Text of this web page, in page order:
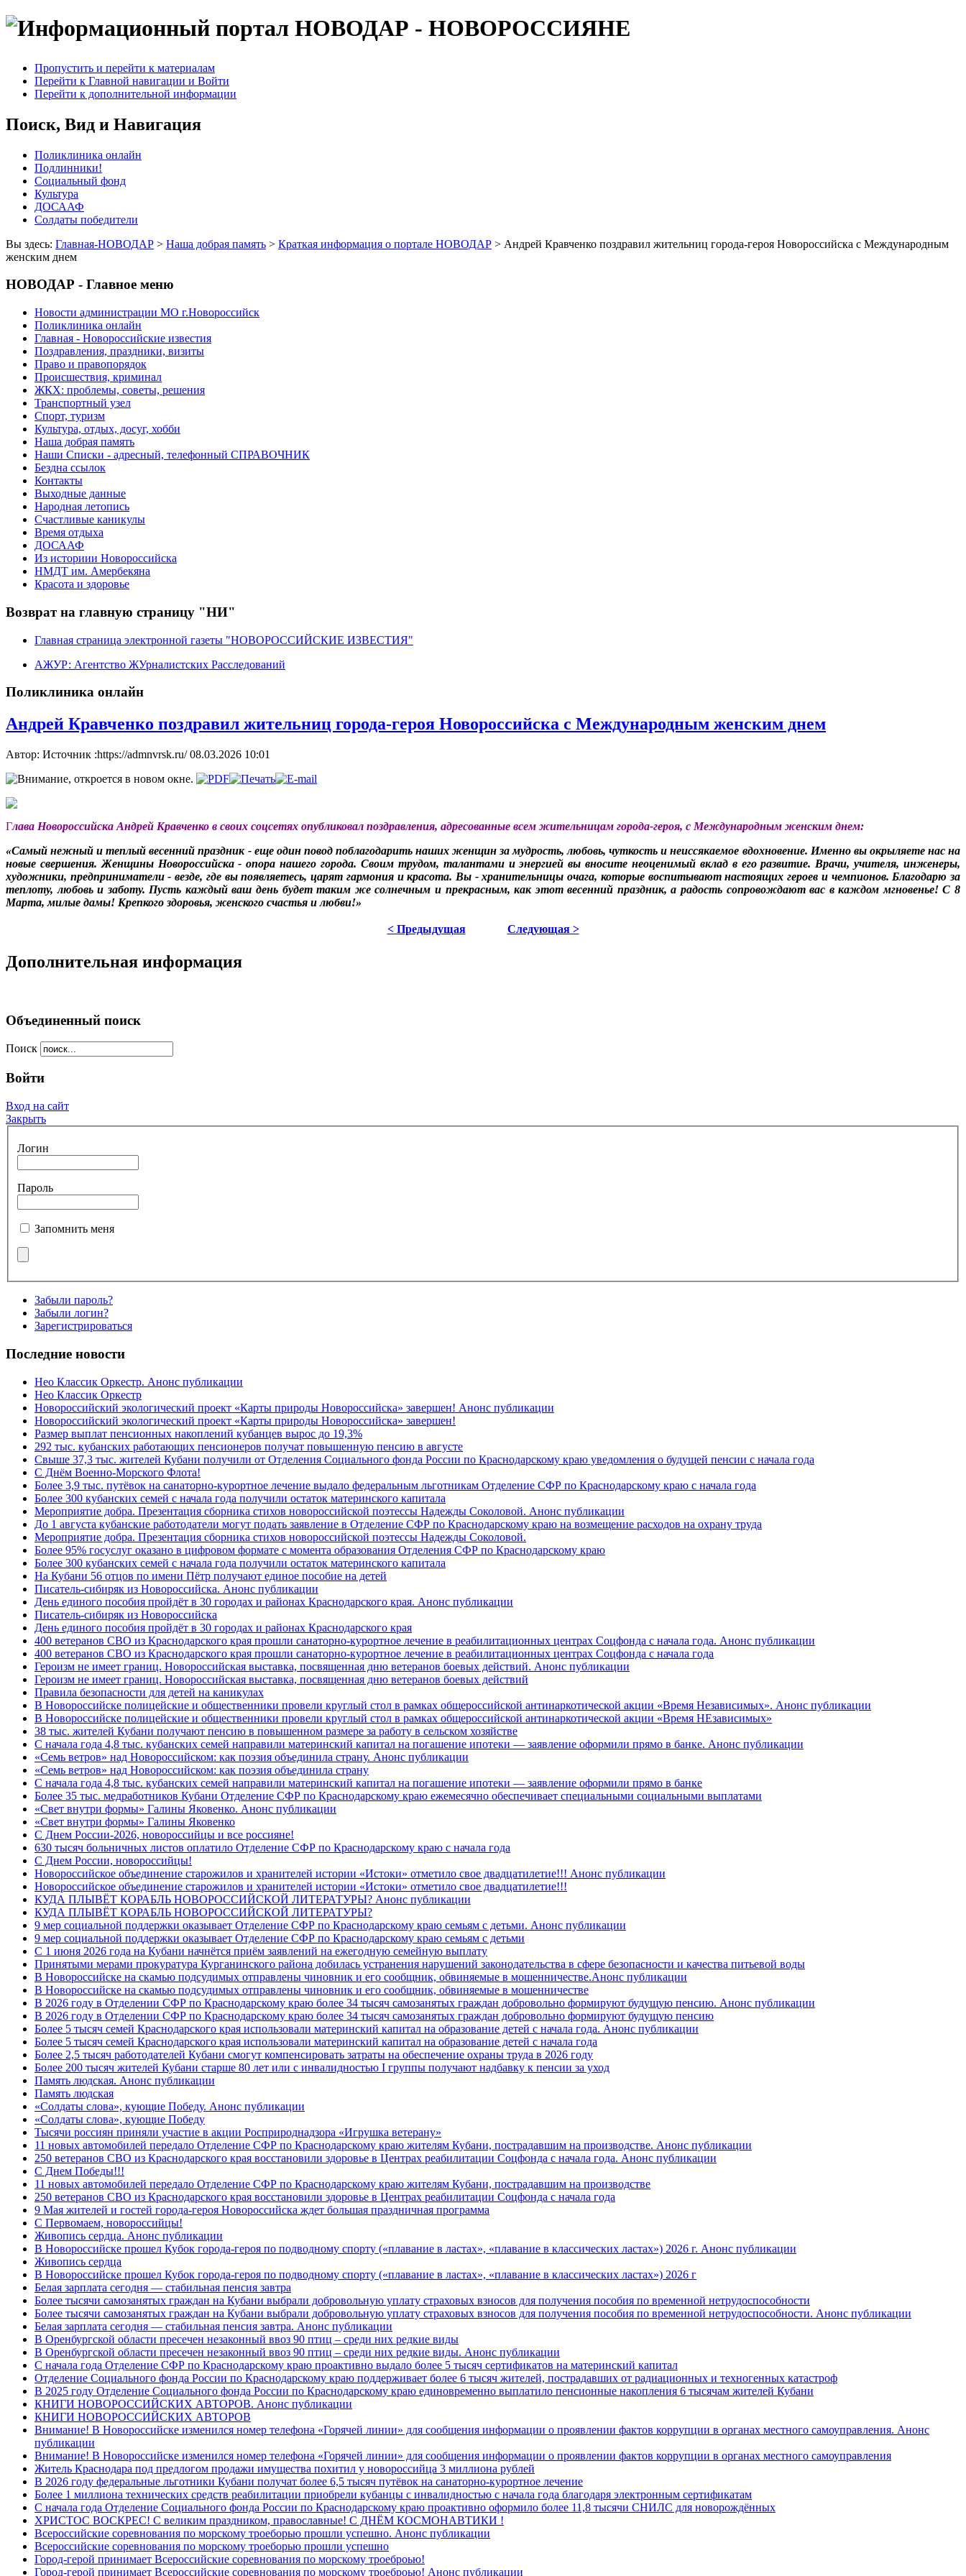
Пропустить и перейти к материалам
Перейти к Главной навигации и Войти
Перейти к дополнительной информации
Поиск, Вид и Навигация
Поликлиника онлайн
Подлинники!
Социальный фонд
Культура
ДОСААФ
Солдаты победители
Вы здесь: Главная-НОВОДАР > Наша добрая память > Краткая информация о портале НОВОДАР > Андрей Кравченко поздравил жительниц города-героя Новороссийска с Международным
женским днем
НОВОДАР - Главное меню
Новости администрации МО г.Новороссийск
Поликлиника онлайн
Главная - Новороссийские известия
Поздравления, праздники, визиты
Право и правопорядок
Происшествия, криминал
ЖКХ: проблемы, советы, решения
Транспортный узел
Спорт, туризм
Культура, отдых, досуг, хобби
Наша добрая память
Наши Списки - адресный, телефонный СПРАВОЧНИК
Бездна ссылок
Контакты
Выходные данные
Народная летопись
Счастливые каникулы
Время отдыха
ДОСААФ
Из историии Новороссийска
НМДТ им. Амербекяна
Красота и здоровье
Возврат на главную страницу "НИ"
Главная страница электронной газеты "НОВОРОССИЙСКИЕ ИЗВЕСТИЯ"
АЖУР: Агентство ЖУрналистских Расследований
Поликлиника онлайн
Андрей Кравченко поздравил жительниц города-героя Новороссийска с Международным женским днем
Автор: Источник :https://admnvrsk.ru/08.03.2026 10:01
Глава Новороссийска Андрей Кравченко в своих соцсетях опубликовал поздравления, адресованные всем жительницам города-героя, с Международным женским днем:
«Самый нежный и теплый весенний праздник - еще один повод поблагодарить наших женщин за мудрость, любовь, чуткость и неиссякаемое вдохновение. Именно вы окрыляете нас на
новые свершения. Женщины Новороссийска - опора нашего города. Своим трудом, талантами и энергией вы вносите неоценимый вклад в его развитие. Врачи, учителя, инженеры,
художники, предприниматели - везде, где вы появляетесь, царят гармония и красота. Вы - хранительницы очага, которые воспитывают настоящих героев и чемпионов. Благодарю за
теплоту, любовь и заботу. Пусть каждый ваш день будет таким же солнечным и прекрасным, как этот весенний праздник, а радость сопровождают вас в каждом мгновенье! С 8
Марта, милые дамы! Крепкого здоровья, женского счастья и любви!»
< Предыдущая Следующая >
Дополнительная информация
Объединенный поиск
Поиск
Войти
Вход на сайт
Закрыть
Логин
Пароль
Запомнить меня
Забыли пароль?
Забыли логин?
Зарегистрироваться
Последние новости
Нео Классик Оркестр. Анонс публикации
Нео Классик Оркестр
Новороссийский экологический проект «Карты природы Новороссийска» завершен! Анонс публикации
Новороссийский экологический проект «Карты природы Новороссийска» завершен!
Размер выплат пенсионных накоплений кубанцев вырос до 19,3%
292 тыс. кубанских работающих пенсионеров получат повышенную пенсию в августе
Свыше 37,3 тыс. жителей Кубани получили от Отделения Социального фонда России по Краснодарскому краю уведомления о будущей пенсии с начала года
C Днём Военно-Морского Флота!
Более 3,9 тыс. путёвок на санаторно-курортное лечение выдало федеральным льготникам Отделение СФР по Краснодарскому краю с начала года
Более 300 кубанских семей с начала года получили остаток материнского капитала
Мероприятие добра. Презентация сборника стихов новороссийской поэтессы Надежды Соколовой. Анонс публикации
До 1 августа кубанские работодатели могут подать заявление в Отделение СФР по Краснодарскому краю на возмещение расходов на охрану труда
Мероприятие добра. Презентация сборника стихов новороссийской поэтессы Надежды Соколовой.
Более 95% госуслуг оказано в цифровом формате с момента образования Отделения СФР по Краснодарскому краю
Более 300 кубанских семей с начала года получили остаток материнского капитала
На Кубани 56 отцов по имени Пётр получают единое пособие на детей
Писатель-сибиряк из Новороссийска. Анонс публикации
День единого пособия пройдёт в 30 городах и районах Краснодарского края. Анонс публикации
Писатель-сибиряк из Новороссийска
День единого пособия пройдёт в 30 городах и районах Краснодарского края
400 ветеранов СВО из Краснодарского края прошли санаторно-курортное лечение в реабилитационных центрах Соцфонда с начала года. Анонс публикации
400 ветеранов СВО из Краснодарского края прошли санаторно-курортное лечение в реабилитационных центрах Соцфонда с начала года
Героизм не имеет границ. Новороссийская выставка, посвященная дню ветеранов боевых действий. Анонс публикации
Героизм не имеет границ. Новороссийская выставка, посвященная дню ветеранов боевых действий
Правила безопасности для детей на каникулах
В Новороссийске полицейские и общественники провели круглый стол в рамках общероссийской антинаркотической акции «Время Независимых». Анонс публикации
В Новороссийске полицейские и общественники провели круглый стол в рамках общероссийской антинаркотической акции «Время НЕзависимых»
38 тыс. жителей Кубани получают пенсию в повышенном размере за работу в сельском хозяйстве
С начала года 4,8 тыс. кубанских семей направили материнский капитал на погашение ипотеки — заявление оформили прямо в банке. Анонс публикации
«Семь ветров» над Новороссийском: как поэзия объединила страну. Анонс публикации
«Семь ветров» над Новороссийском: как поэзия объединила страну
С начала года 4,8 тыс. кубанских семей направили материнский капитал на погашение ипотеки — заявление оформили прямо в банке
Более 35 тыс. медработников Кубани Отделение СФР по Краснодарскому краю ежемесячно обеспечивает специальными социальными выплатами
«Свет внутри формы» Галины Яковенко. Анонс публикации
«Свет внутри формы» Галины Яковенко
C Днем России-2026, новороссийцы и все россияне!
630 тысяч больничных листов оплатило Отделение СФР по Краснодарскому краю с начала года
C Днем России, новороссийцы!
Новороссийское объединение старожилов и хранителей истории «Истоки» отметило свое двадцатилетие!!! Анонс публикации
Новороссийское объединение старожилов и хранителей истории «Истоки» отметило свое двадцатилетие!!!
КУДА ПЛЫВЁТ КОРАБЛЬ НОВОРОССИЙСКОЙ ЛИТЕРАТУРЫ? Анонс публикации
КУДА ПЛЫВЁТ КОРАБЛЬ НОВОРОССИЙСКОЙ ЛИТЕРАТУРЫ?
9 мер социальной поддержки оказывает Отделение СФР по Краснодарскому краю семьям с детьми. Анонс публикации
9 мер социальной поддержки оказывает Отделение СФР по Краснодарскому краю семьям с детьми
С 1 июня 2026 года на Кубани начнётся приём заявлений на ежегодную семейную выплату
Принятыми мерами прокуратура Курганинского района добилась устранения нарушений законодательства в сфере безопасности и качества питьевой воды
В Новороссийске на скамью подсудимых отправлены чиновник и его сообщник, обвиняемые в мошенничестве.Анонс публикации
В Новороссийске на скамью подсудимых отправлены чиновник и его сообщник, обвиняемые в мошенничестве
В 2026 году в Отделении СФР по Краснодарскому краю более 34 тысяч самозанятых граждан добровольно формируют будущую пенсию. Анонс публикации
В 2026 году в Отделении СФР по Краснодарскому краю более 34 тысяч самозанятых граждан добровольно формируют будущую пенсию
Более 5 тысяч семей Краснодарского края использовали материнский капитал на образование детей с начала года. Анонс публикации
Более 5 тысяч семей Краснодарского края использовали материнский капитал на образование детей с начала года
Более 2,5 тысяч работодателей Кубани смогут компенсировать затраты на обеспечение охраны труда в 2026 году
Более 200 тысяч жителей Кубани старше 80 лет или с инвалидностью I группы получают надбавку к пенсии за уход
Память людская. Анонс публикации
Память людская
«Солдаты слова», кующие Победу. Анонс публикации
«Солдаты слова», кующие Победу
Тысячи россиян приняли участие в акции Росприроднадзора «Игрушка ветерану»
11 новых автомобилей передало Отделение СФР по Краснодарскому краю жителям Кубани, пострадавшим на производстве. Анонс публикации
250 ветеранов СВО из Краснодарского края восстановили здоровье в Центрах реабилитации Соцфонда с начала года. Анонс публикации
С Днем Победы!!!
11 новых автомобилей передало Отделение СФР по Краснодарскому краю жителям Кубани, пострадавшим на производстве
250 ветеранов СВО из Краснодарского края восстановили здоровье в Центрах реабилитации Соцфонда с начала года
9 Мая жителей и гостей города-героя Новороссийска ждет большая праздничная программа
C Первомаем, новороссийцы!
Живопись сердца. Анонс публикации
В Новороссийске прошел Кубок города-героя по подводному спорту («плавание в ластах», «плавание в классических ластах») 2026 г. Анонс публикации
Живопись сердца
В Новороссийске прошел Кубок города-героя по подводному спорту («плавание в ластах», «плавание в классических ластах») 2026 г
Белая зарплата сегодня — стабильная пенсия завтра
Более тысячи самозанятых граждан на Кубани выбрали добровольную уплату страховых взносов для получения пособия по временной нетрудоспособности
Более тысячи самозанятых граждан на Кубани выбрали добровольную уплату страховых взносов для получения пособия по временной нетрудоспособности. Анонс публикации
Белая зарплата сегодня — стабильная пенсия завтра. Анонс публикации
В Оренбургской области пресечен незаконный ввоз 90 птиц – среди них редкие виды
В Оренбургской области пресечен незаконный ввоз 90 птиц – среди них редкие виды. Анонс публикации
С начала года Отделение СФР по Краснодарскому краю проактивно выдало более 5 тысяч сертификатов на материнский капитал
Отделение Социального фонда России по Краснодарскому краю поддерживает более 6 тысяч жителей, пострадавших от радиационных и техногенных катастроф
В 2025 году Отделение Социального фонда России по Краснодарскому краю единовременно выплатило пенсионные накопления 6 тысячам жителей Кубани
КНИГИ НОВОРОССИЙСКИХ АВТОРОВ. Анонс публикации
КНИГИ НОВОРОССИЙСКИХ АВТОРОВ
Внимание! В Новороссийске изменился номер телефона «Горячей линии» для сообщения информации о проявлении фактов коррупции в органах местного самоуправления. Анонс
публикации
Внимание! В Новороссийске изменился номер телефона «Горячей линии» для сообщения информации о проявлении фактов коррупции в органах местного самоуправления
Житель Краснодара под предлогом продажи имущества похитил у новороссийца 3 миллиона рублей
В 2026 году федеральные льготники Кубани получат более 6,5 тысяч путёвок на санаторно‑курортное лечение
Более 1 миллиона технических средств реабилитации приобрели кубанцы с инвалидностью с начала года благодаря электронным сертификатам
С начала года Отделение Социального фонда России по Краснодарскому краю проактивно оформило более 11,8 тысячи СНИЛС для новорождённых
ХРИСТОС ВОСКРЕС! С великим праздником, православные! C ДНЁМ КОСМОНАВТИКИ !
Всероссийские соревнования по морскому троеборью прошли успешно. Анонс публикации
Всероссийские соревнования по морскому троеборью прошли успешно
Город-герой принимает Всероссийские соревнования по морскому троеброью!
Город-герой принимает Всероссийские соревнования по морскому троеброью! Анонс публикации